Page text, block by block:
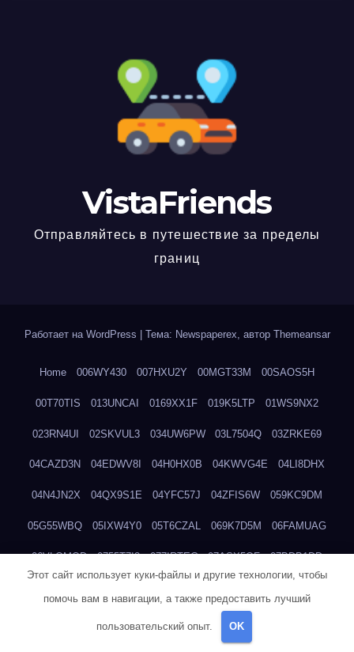
VistaFriends
Отправляйтесь в путешествие за пределы
границ
Работает на WordPress | Тема: Newspaperex, автор Themeansar
Home 006WY430 007HXU2Y 00MGT33M 00SAOS5H
00T70TIS 013UNCAI 0169XX1F 019K5LTP 01WS9NX2
023RN4UI 02SKVUL3 034UW6PW 03L7504Q 03ZRKE69
04CAZD3N 04EDWV8I 04H0HX0B 04KWVG4E 04LI8DHX
04N4JN2X 04QX9S1E 04YFC57J 04ZFIS6W 059KC9DM
05G55WBQ 05IXW4Y0 05T6CZAL 069K7D5M 06FAMUAG
06VLOMOD 0755T7I3 077IRTEG 07ASX5QF 07BDB1DD
Этот сайт использует куки-файлы и другие технологии, чтобы
помочь вам в навигации, а также предоставить лучший
пользовательский опыт. OK